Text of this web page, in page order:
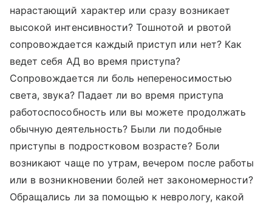
нарастающий характер или сразу возникает
высокой интенсивности? Тошнотой и рвотой
сопровождается каждый приступ или нет? Как
ведет себя АД во время приступа?
Сопровождается ли боль непереносимостью
света, звука? Падает ли во время приступа
работоспособность или вы можете продолжать
обычную деятельность? Были ли подобные
приступы в подростковом возрасте? Боли
возникают чаще по утрам, вечером после работы
или в возникновении болей нет закономерности?
Обращались ли за помощью к неврологу, какой